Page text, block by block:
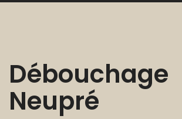
Débouchage
Neupré